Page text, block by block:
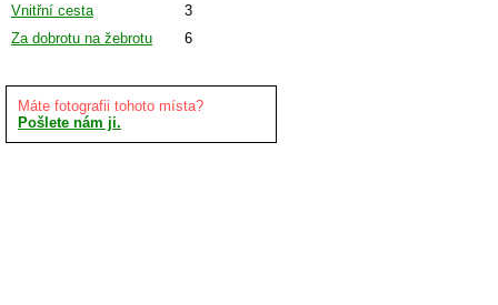
Vnitřní cesta
3
Za dobrotu na žebrotu
6
Máte fotografii tohoto místa?
Pošlete nám ji.